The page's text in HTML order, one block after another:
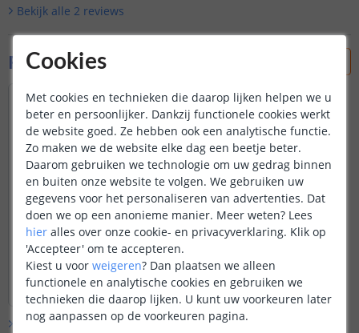
Bekijk alle 2 reviews
Foto's van klanten
Bekijk alleklantfoto’s
Cookies
Met cookies en technieken die daarop lijken helpen we u
beter en persoonlijker. Dankzij functionele cookies werkt
de website goed. Ze hebben ook een analytische functie.
Zo maken we de website elke dag een beetje beter.
Daarom gebruiken we technologie om uw gedrag binnen
en buiten onze website te volgen. We gebruiken uw
gegevens voor het personaliseren van advertenties. Dat
doen we op een anonieme manier. Meer weten? Lees
hier alles over onze cookie- en privacyverklaring. Klik op
'Accepteer' om te accepteren.
Kiest u voor weigeren? Dan plaatsen we alleen
functionele en analytische cookies en gebruiken we
technieken die daarop lijken. U kunt uw voorkeuren later
nog aanpassen op de voorkeuren pagina.